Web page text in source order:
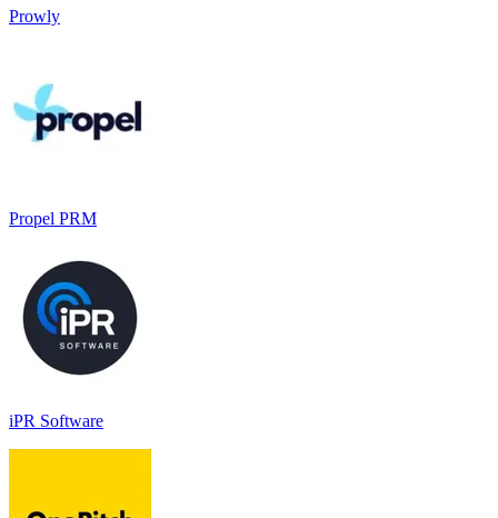
Prowly
Propel PRM
iPR Software